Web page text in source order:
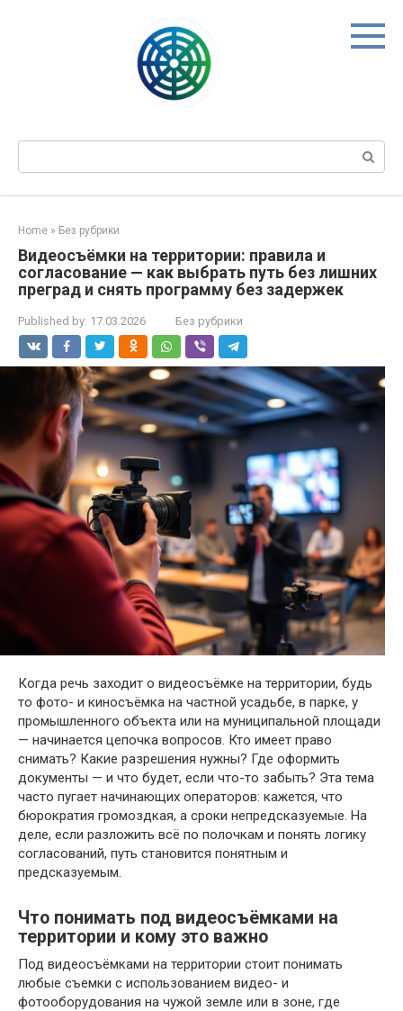
Search:
Home » Без рубрики
Видеосъёмки на территории: правила и
согласование — как выбрать путь без лишних
преград и снять программу без задержек
Published by: 17.03.2026 Без рубрики
Когда речь заходит о видеосъёмке на территории, будь
то фото- и киносъёмка на частной усадьбе, в парке, у
промышленного объекта или на муниципальной площади
— начинается цепочка вопросов. Кто имеет право
снимать? Какие разрешения нужны? Где оформить
документы — и что будет, если что-то забыть? Эта тема
часто пугает начинающих операторов: кажется, что
бюрократия громоздкая, а сроки непредсказуемые. На
деле, если разложить всё по полочкам и понять логику
согласований, путь становится понятным и
предсказуемым.
Что понимать под видеосъёмками на
территории и кому это важно
Под видеосъёмками на территории стоит понимать
любые съемки с использованием видео- и
фотооборудования на чужой земле или в зоне, где